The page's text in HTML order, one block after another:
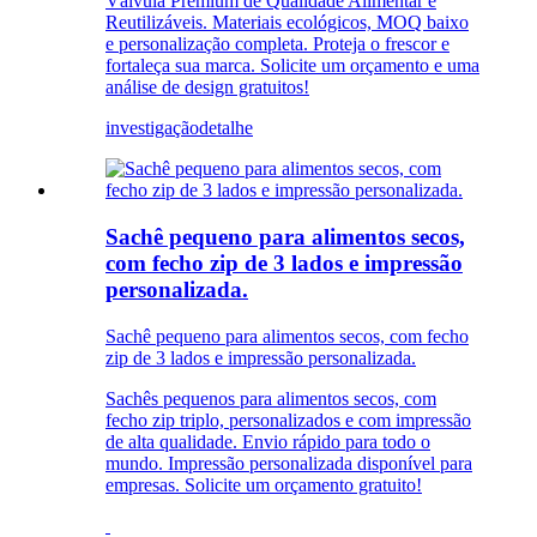
Reutilizáveis. Materiais ecológicos, MOQ baixo
e personalização completa. Proteja o frescor e
fortaleça sua marca. Solicite um orçamento e uma
análise de design gratuitos!
investigaçãodetalhe
Sachê pequeno para alimentos secos,
com fecho zip de 3 lados e impressão
personalizada.
Sachê pequeno para alimentos secos, com fecho
zip de 3 lados e impressão personalizada.
Sachês pequenos para alimentos secos, com
fecho zip triplo, personalizados e com impressão
de alta qualidade. Envio rápido para todo o
mundo. Impressão personalizada disponível para
empresas. Solicite um orçamento gratuito!